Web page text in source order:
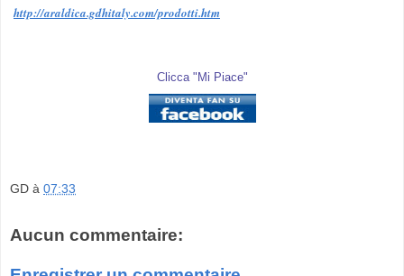
http://araldica.gdhitaly.com/prodotti.htm
Clicca "Mi Piace"
GD à 07:33
Aucun commentaire: